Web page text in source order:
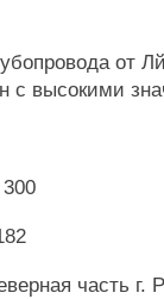
от
с высокими
часть г.